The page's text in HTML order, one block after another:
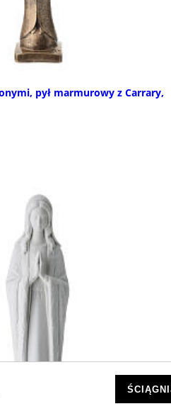
pył marmurowy z Carrary,